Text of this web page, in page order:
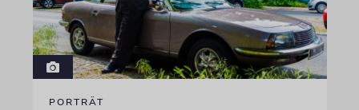
PORTRÄT